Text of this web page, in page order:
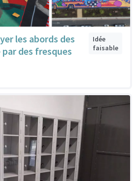
les abords des
des fresques
Idée
faisable